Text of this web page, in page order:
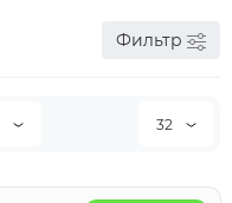
Фильтр
32